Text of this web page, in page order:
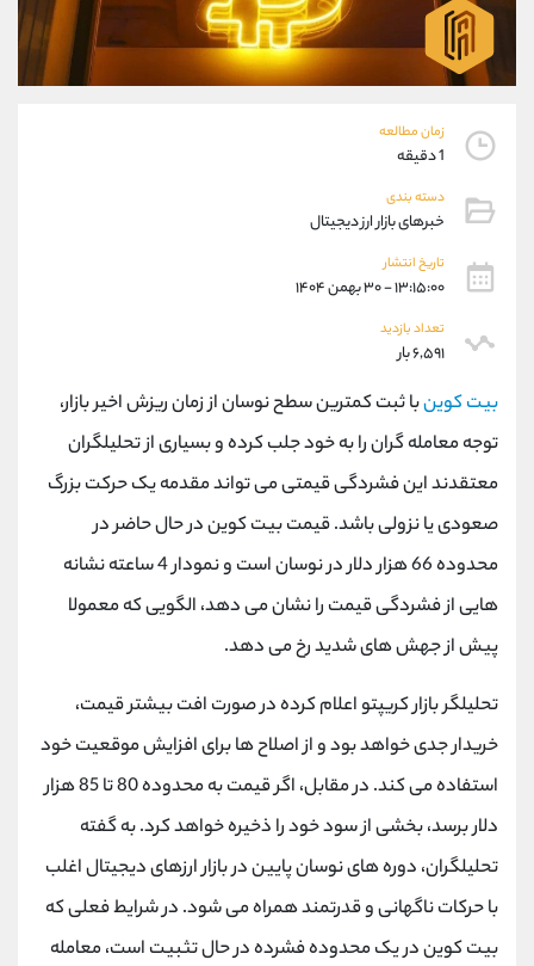
زمان مطالعه
1 دقیقه
دسته بندی
خبرهای بازار ارز دیجیتال
تاریخ انتشار
۱۳:۱۵:۰۰ - ۳۰ بهمن ۱۴۰۴
تعداد بازدید
۶,۵۹۱ بار
بیت کوینبا ثبت کمترین سطح نوسان از زمان ریزش اخیر بازار،
توجه معامله گران را به خود جلب کرده و بسیاری از تحلیلگران
معتقدند این فشردگی قیمتی می تواند مقدمه یک حرکت بزرگ
صعودی یا نزولی باشد. قیمت بیت کوین در حال حاضر در
محدوده 66 هزار دلار در نوسان است و نمودار 4 ساعته نشانه
هایی از فشردگی قیمت را نشان می دهد، الگویی که معمولا
پیش از جهش های شدید رخ می دهد.
تحلیلگر بازار کریپتو اعلام کرده در صورت افت بیشتر قیمت،
خریدار جدی خواهد بود و از اصلاح ها برای افزایش موقعیت خود
استفاده می کند. در مقابل، اگر قیمت به محدوده 80 تا 85 هزار
دلار برسد، بخشی از سود خود را ذخیره خواهد کرد. به گفته
تحلیلگران، دوره های نوسان پایین در بازار ارزهای دیجیتال اغلب
با حرکات ناگهانی و قدرتمند همراه می شود. در شرایط فعلی که
بیت کوین در یک محدوده فشرده در حال تثبیت است، معامله
09927779040
واتساپ شروع گفتگو
تلگرام @Armteam_admin_por
پشتیبان فروش
موبایل
واتساپ
تلگرام
داخلی
اطلاعات تماس
021-22021030
بدون پیش شماره 90001030
اینستاگرام @alireza.mehrabii
@alirezamehrabi_com